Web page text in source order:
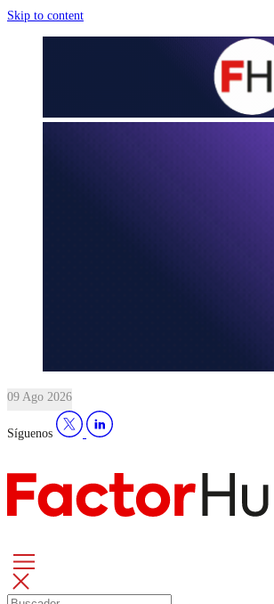
Skip to content
09 Ago 2026
Síguenos